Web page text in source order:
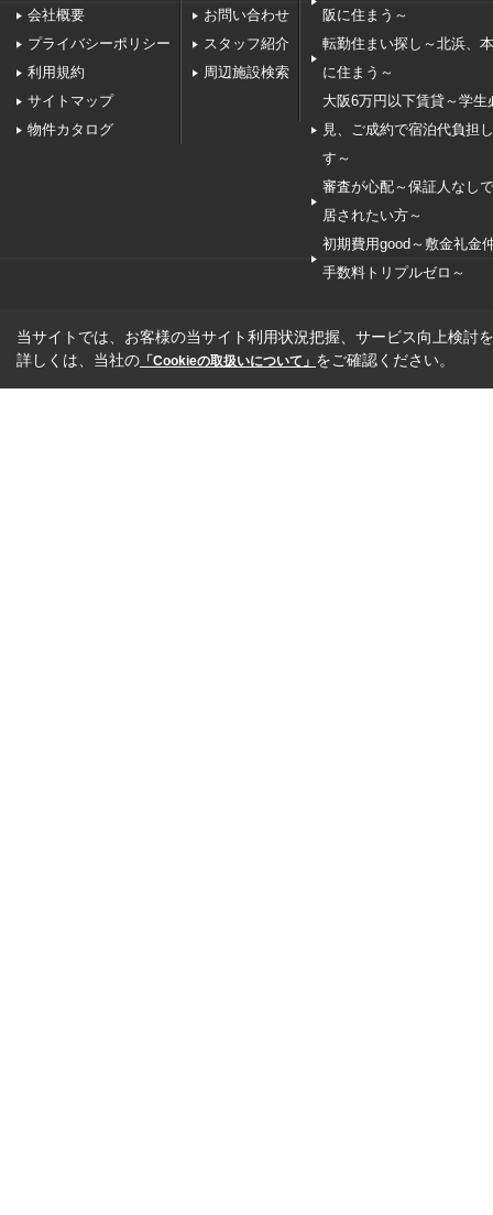
会社概要
プライバシーポリシー
利用規約
サイトマップ
物件カタログ
お問い合わせ
スタッフ紹介
周辺施設検索
阪に住まう～
転勤住まい探し～北浜、
に住まう～
大阪6万円以下賃貸～学生
見、ご成約で宿泊代負担
す～
審査が心配～保証人なし
居されたい方～
初期費用good～敷金礼金
手数料トリプルゼロ～
当サイトでは、お客様の当サイト利用状況把握、サービス向上検討
詳しくは、当社の 「Cookieの取扱いについて」 をご確認ください。